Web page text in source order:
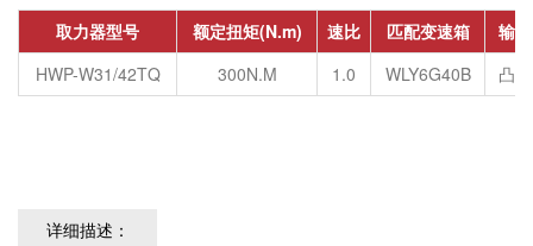
取力器型号 额定扭矩(N.m) 速比 匹配变速箱
输
HWP-W31/42TQ
300N.M 1.0 WLY6G40B 凸
详细描述：